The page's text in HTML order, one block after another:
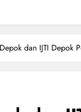
dan IJTI Depok